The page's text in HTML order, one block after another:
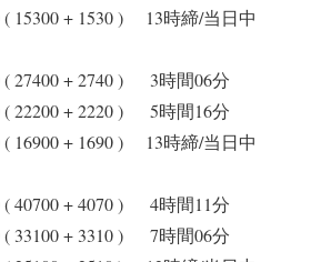
( 15300 + 1530 ) 13時締/当日中
27400 + 2740 ) 3時間06分
22200 + 2220 ) 5時間16分
( 16900 + 1690 ) 13時締/当日中
40700 + 4070 ) 4時間11分
33100 + 3310 ) 7時間06分